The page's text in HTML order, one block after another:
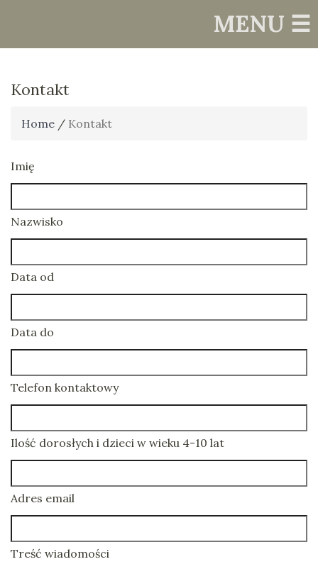
MENU ☰
Kontakt
Home / Kontakt
Imię
Nazwisko
Data od
Data do
Telefon kontaktowy
Ilość dorosłych i dzieci w wieku 4-10 lat
Adres email
Treść wiadomości